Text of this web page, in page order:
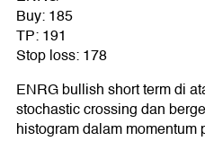
Buy: 185
TP: 191
Stop loss: 178
ENRG bullish short term di
stochastic crossing dan
histogram dalam momentum